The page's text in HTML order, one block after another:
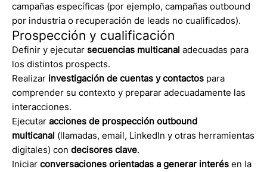
campañas específicas (por ejemplo, campañas outbound
por industria o recuperación de leads no cualificados).
Prospección y cualificación
Definir y ejecutar secuencias multicanal adecuadas para
los distintos prospects.
Realizar investigación de cuentas y contactos para
comprender su contexto y preparar adecuadamente las
interacciones.
Ejecutar acciones de prospección outbound
multicanal (llamadas, email, LinkedIn y otras herramientas
digitales) con decisores clave.
Iniciar conversaciones orientadas a generar interés en la